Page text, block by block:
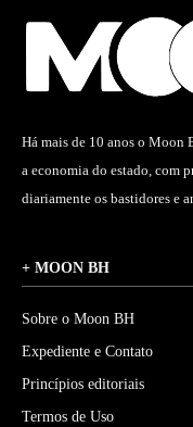
Há mais de 10 anos o Moon
a economia do estado, com
diariamente os bastidores e
+ MOON BH
Sobre o Moon BH
Expediente e Contato
Princípios editoriais
Termos de Uso